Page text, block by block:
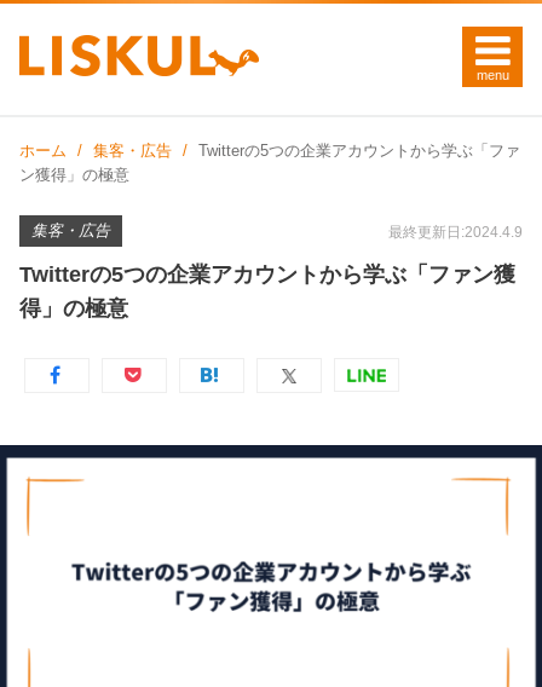
ホーム 集客・広告
Twitterの5つの企業アカウントから学ぶ「ファ
ン獲得」の極意
集客・広告 最終更新日:2024.4.9
Twitterの5つの企業アカウントから学ぶ「ファン獲
得」の極意